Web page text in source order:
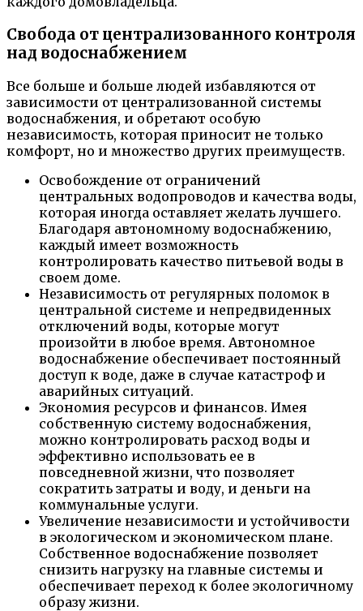
Свобода от централизованного контроля
над водоснабжением
Все больше и больше людей избавляются от
зависимости от централизованной системы
водоснабжения, и обретают особую
независимость, которая приносит не только
комфорт, но и множество других преимуществ.
Освобождение от ограничений
центральных водопроводов и качества воды,
которая иногда оставляет желать лучшего.
Благодаря автономному водоснабжению,
каждый имеет возможность
контролировать качество питьевой воды в
своем доме.
Независимость от регулярных поломок в
центральной системе и непредвиденных
отключений воды, которые могут
произойти в любое время. Автономное
водоснабжение обеспечивает постоянный
доступ к воде, даже в случае катастроф и
аварийных ситуаций.
Экономия ресурсов и финансов. Имея
собственную систему водоснабжения,
можно контролировать расход воды и
эффективно использовать ее в
повседневной жизни, что позволяет
сократить затраты и воду, и деньги на
коммунальные услуги.
Увеличение независимости и устойчивости
в экологическом и экономическом плане.
Собственное водоснабжение позволяет
снизить нагрузку на главные системы и
обеспечивает переход к более экологичному
образу жизни.